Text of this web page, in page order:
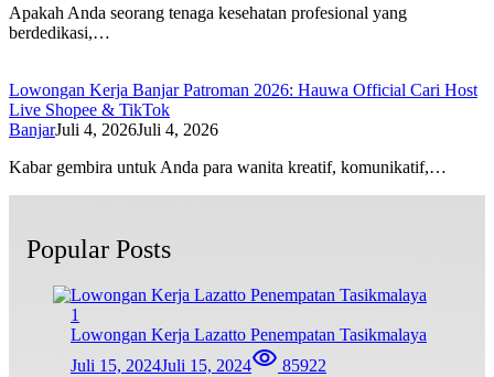
Apakah Anda seorang tenaga kesehatan profesional yang
berdedikasi,…
Lowongan Kerja Banjar Patroman 2026: Hauwa Official Cari Host
Live Shopee & TikTok
BanjarJuli 4, 2026Juli 4, 2026
Kabar gembira untuk Anda para wanita kreatif, komunikatif,…
Popular Posts
1
Lowongan Kerja Lazatto Penempatan Tasikmalaya
Juli 15, 2024Juli 15, 2024 85922